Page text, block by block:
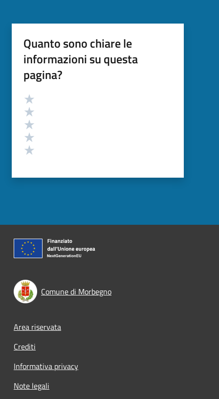
Quanto sono chiare le
informazioni su questa
pagina?
Valutazione
Comune di Morbegno
Footer menu
Area riservata
Crediti
Informativa privacy
Note legali